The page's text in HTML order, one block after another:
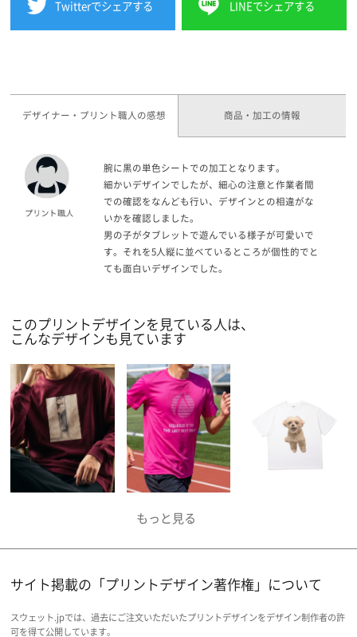
Twitterでシェアする LINEでシェアする
デザイナー・プリント職人の感想 商品・加工の情報
腕に黒の単色シートでの加工となります。
細かいデザインでしたが、細心の注意と作業者間
での確認をなんども行い、デザインとの相違がな
いかを確認しました。
男の子がタブレットで遊んでいる様子が可愛いで
す。それを5人縦に並べているところが個性的でと
ても面白いデザインでした。
このプリントデザインを見ている人は、
こんなデザインも見ています
サイト掲載の「プリントデザイン著作権」について
スウェット.jpでは、過去にご注文いただいたプリントデザインをデザイン制作者の許
可を得て公開しています。